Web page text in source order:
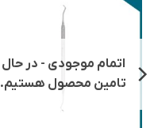
اتمام موجودی - در حال
تامین محصول هستیم.